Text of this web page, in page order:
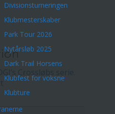
Divisionsturneringen
Klubmesterskaber
Park Tour 2026
Nytårsløb 2025
Dark Trail Horsens
Klubfest for voksne
Klubture